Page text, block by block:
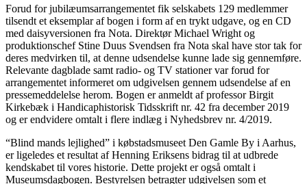
Forud for jubilæumsarrangementet fik selskabets 129 medlemmer
tilsendt et eksemplar af bogen i form af en trykt udgave, og en CD
med daisyversionen fra Nota. Direktør Michael Wright og
produktionschef Stine Duus Svendsen fra Nota skal have stor tak for
deres medvirken til, at denne udsendelse kunne lade sig gennemføre.
Relevante dagblade samt radio- og TV stationer var forud for
arrangementet informeret om udgivelsen gennem udsendelse af en
pressemeddelelse herom. Bogen er anmeldt af professor Birgit
Kirkebæk i Handicaphistorisk Tidsskrift nr. 42 fra december 2019
og er endvidere omtalt i flere indlæg i Nyhedsbrev nr. 4/2019.
“Blind mands lejlighed” i købstadsmuseet Den Gamle By i Aarhus,
er ligeledes et resultat af Henning Eriksens bidrag til at udbrede
kendskabet til vores historie. Dette projekt er også omtalt i
Museumsdagbogen. Bestyrelsen betragter udgivelsen som et